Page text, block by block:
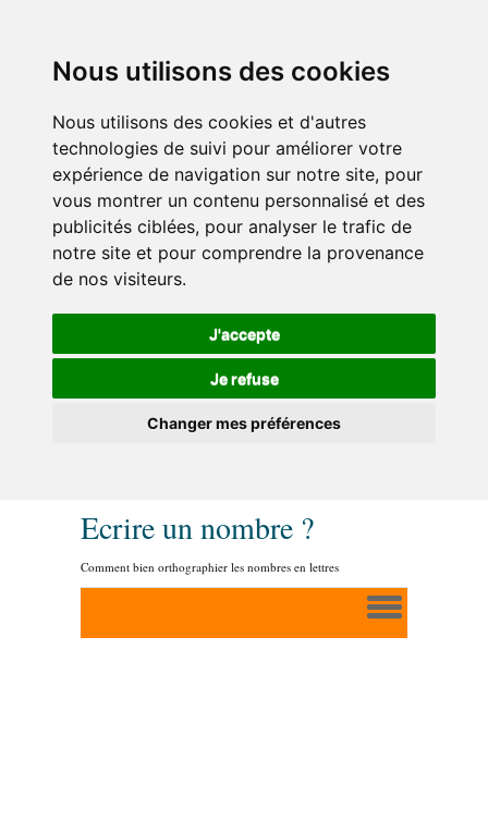
Nous utilisons des cookies
Nous utilisons des cookies et d'autres
technologies de suivi pour améliorer votre
expérience de navigation sur notre site, pour
vous montrer un contenu personnalisé et des
publicités ciblées, pour analyser le trafic de
notre site et pour comprendre la provenance
de nos visiteurs.
J'accepte
Je refuse
Changer mes préférences
Ecrire un nombre ?
Comment bien orthographier les nombres en lettres